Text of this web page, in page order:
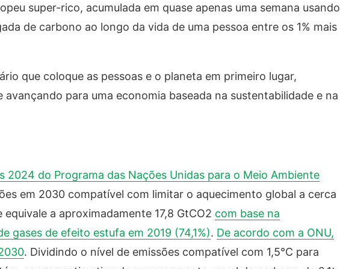
super-rico, acumulada em quase apenas uma semana usando
de carbono ao longo da vida de uma pessoa entre os 1% mais
que coloque as pessoas e o planeta em primeiro lugar,
para uma economia baseada na sustentabilidade e na
2024 do Programa das Nações Unidas para o Meio Ambiente
em 2030 compatível com limitar o aquecimento global a cerca
a aproximadamente 17,8 GtCO2 com base na
gases de efeito estufa em 2019 (74,1%). De acordo com a ONU,
. Dividindo o nível de emissões compatível com 1,5°C para